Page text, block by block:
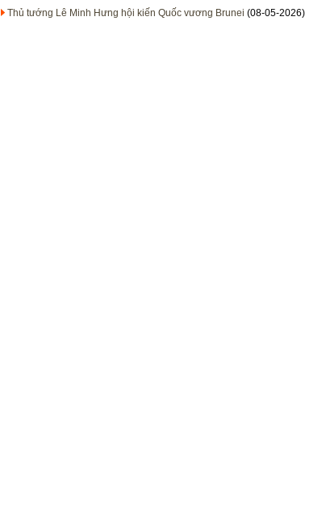
Thủ tướng Lê Minh Hưng hội kiến Quốc vương Brunei (08-05-2026)